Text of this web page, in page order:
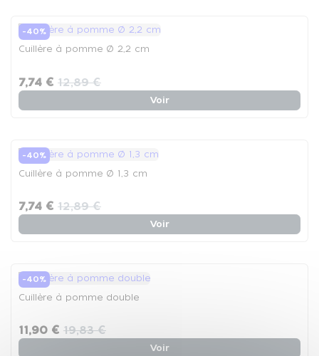
-40%
Cuillère à pomme Ø 2,2 cm
7,74 € 12,89 €
Voir
-40%
Cuillère à pomme Ø 1,3 cm
7,74 € 12,89 €
Voir
-40%
Cuillère à pomme double
11,90 € 19,83 €
Voir